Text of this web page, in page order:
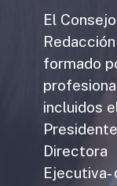
El
formado
incluidos
Directora
Ejecutiva-